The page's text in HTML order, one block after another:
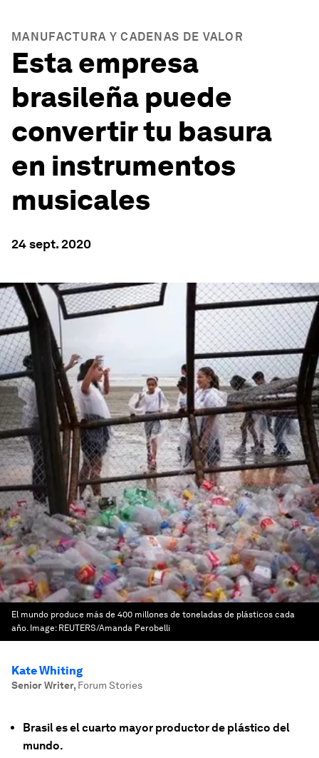
MANUFACTURA Y CADENAS DE VALOR
Esta empresa
brasileña puede
convertir tu basura
en instrumentos
musicales
24 sept. 2020
El mundo produce más de 400 millones de toneladas de plásticos cada
año. Image: REUTERS/Amanda Perobelli
Kate Whiting
Senior Writer, Forum Stories
Brasil es el cuarto mayor productor de plástico del
mundo.